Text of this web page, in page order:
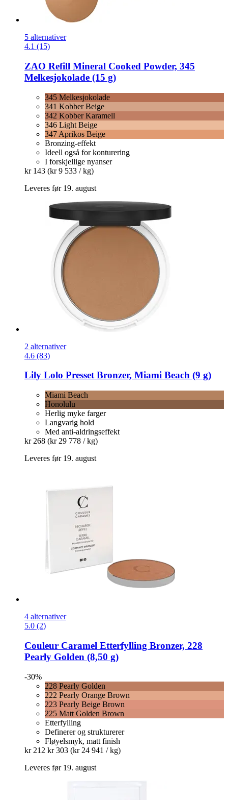
5 alternativer
4.1 (15)
ZAO Refill Mineral Cooked Powder, 345
Melkesjokolade (15 g)
345 Melkesjokolade
341 Kobber Beige
342 Kobber Karamell
346 Light Beige
347 Aprikos Beige
Bronzing-effekt
Ideell også for konturering
I forskjellige nyanser
kr 143 (kr 9 533 / kg)
Leveres før 19. august
2 alternativer
4.6 (83)
Lily Lolo Presset Bronzer, Miami Beach (9 g)
Miami Beach
Honolulu
Herlig myke farger
Langvarig hold
Med anti-aldringseffekt
kr 268 (kr 29 778 / kg)
Leveres før 19. august
4 alternativer
5.0 (2)
Couleur Caramel Etterfylling Bronzer, 228
Pearly Golden (8,50 g)
-30%
228 Pearly Golden
222 Pearly Orange Brown
223 Pearly Beige Brown
225 Matt Golden Brown
Etterfylling
Definerer og strukturerer
Fløyelsmyk, matt finish
kr 212 kr 303 (kr 24 941 / kg)
Leveres før 19. august